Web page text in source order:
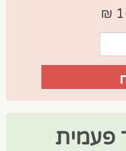
פעמית